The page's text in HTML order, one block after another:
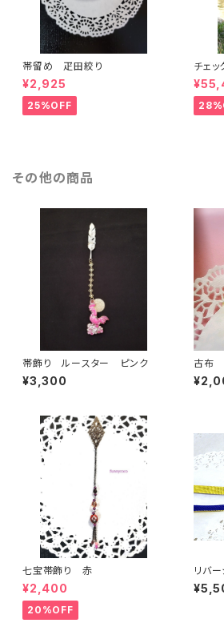
帯留め 疋田絞り
¥2,925
25%OFF
チェ
その他の商品
帯飾り ルースター ピンク
¥3,300
古布
七宝帯飾り 赤
¥2,400
20%OFF
リバ
ブルー